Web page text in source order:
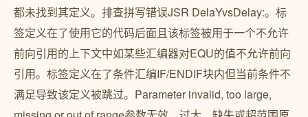
都未找到其定义。排查拼写错误JSR DelaYvsDelay:。标
签定义在了使用它的代码后面且该标签被用于一个不允许
前向引用的上下文中如某些汇编器对EQU的值不允许前向
引用。标签定义在了条件汇编IF/ENDIF块内但当前条件不
满足导致该定义被跳过。Parameter invalid, too large,